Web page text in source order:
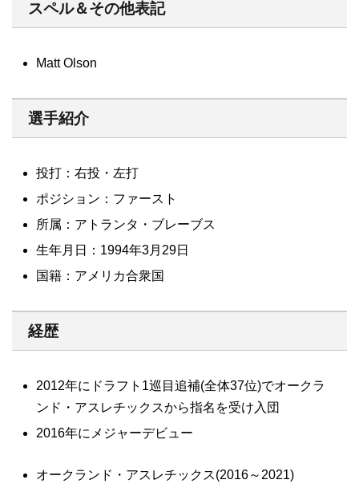
スペル＆その他表記
Matt Olson
選手紹介
投打：右投・左打
ポジション：ファースト
所属：アトランタ・ブレーブス
生年月日：1994年3月29日
国籍：アメリカ合衆国
経歴
2012年にドラフト1巡目追補(全体37位)でオークラ
ンド・アスレチックスから指名を受け入団
2016年にメジャーデビュー
オークランド・アスレチックス(2016～2021)